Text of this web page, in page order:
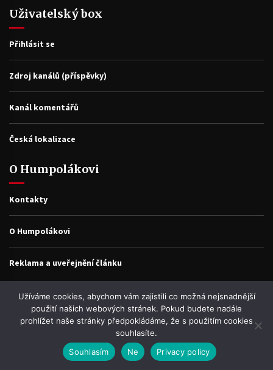
Uživatelský box
Přihlásit se
Zdroj kanálů (příspěvky)
Kanál komentářů
Česká lokalizace
O Humpolákovi
Kontakty
O Humpolákovi
Reklama a uveřejnění článku
nejen v Humpolci
Najdete ZDE popis zajímavých míst, informací, pověstí, historek a
fotografíí, které se k nim váží.
Užíváme cookies, abychom vám zajistili co možná nejsnadnější
použití našich webových stránek. Pokud budete nadále
prohlížet naše stránky předpokládáme, že s použitím cookies
souhlasíte.
Souhlasím
Ne Privacy policy